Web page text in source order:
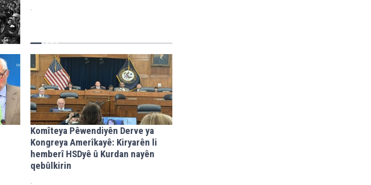
.
Komîteya Pêwendiyên Derve ya
Kongreya Amerîkayê: Kiryarên li
hemberî HSDyê û Kurdan nayên
qebûlkirin
.